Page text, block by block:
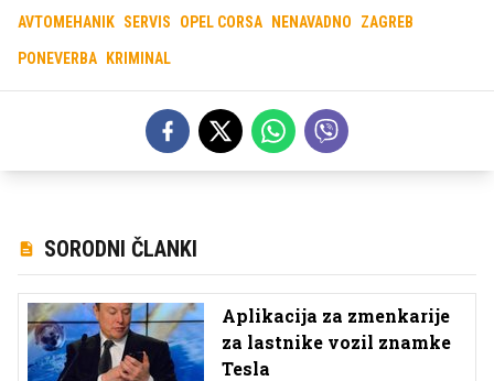
AVTOMEHANIK SERVIS OPEL CORSA NENAVADNO ZAGREB
PONEVERBA KRIMINAL
SORODNI ČLANKI
Aplikacija za zmenkarije
za lastnike vozil znamke
Tesla